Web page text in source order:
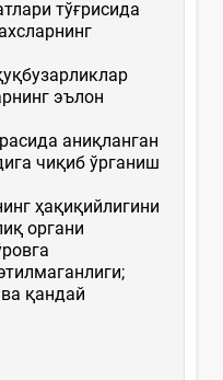
тўғрисида
эълон
аниқланган
чиқиб ўрганиш
ҳақиқийлигини
органи
қандай